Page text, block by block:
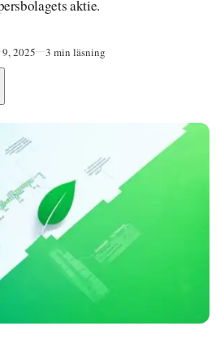
aktie.
9, 2025 3 min läsning